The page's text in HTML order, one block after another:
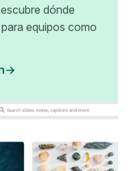
dónde
equipos como